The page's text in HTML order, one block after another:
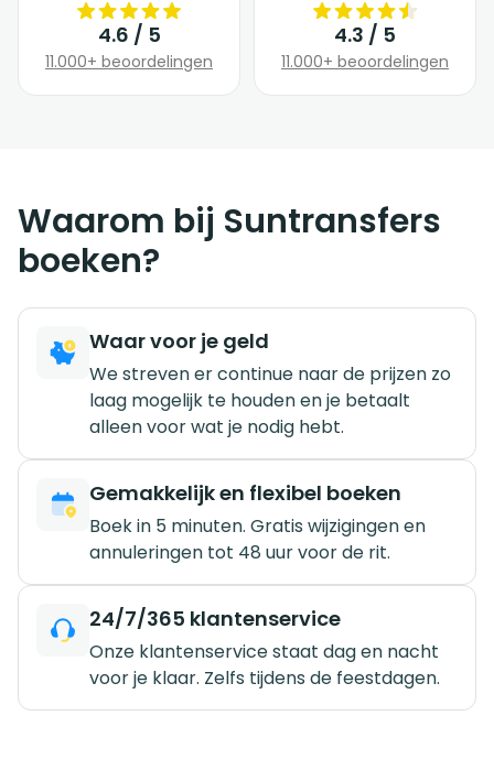
4.6 / 5
11.000+ beoordelingen
4.3 / 5
11.000+ beoordelingen
Waarom bij Suntransfers
boeken?
Waar voor je geld
We streven er continue naar de prijzen zo
laag mogelijk te houden en je betaalt
alleen voor wat je nodig hebt.
Gemakkelijk en flexibel boeken
Boek in 5 minuten. Gratis wijzigingen en
annuleringen tot 48 uur voor de rit.
24/7/365 klantenservice
Onze klantenservice staat dag en nacht
voor je klaar. Zelfs tijdens de feestdagen.